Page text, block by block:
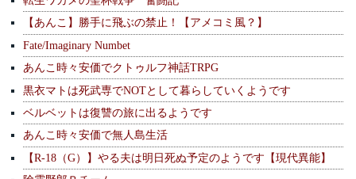
【あんこ】勝手に飛ぶの禁止！【アメコミ風？】
Fate/Imaginary Numbet
あんこ時々安価でクトゥルフ神話TRPG
黒衣マトは死武専でNOTとして暮らしていくようです
ベルベットは復讐の旅に出るようです
あんこ時々安価で無人島生活
【R-18（G）】やる夫は明日死ぬ予定のようです【現代異能】